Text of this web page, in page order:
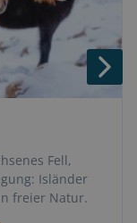
Fell,
Isländer
freier Natur.